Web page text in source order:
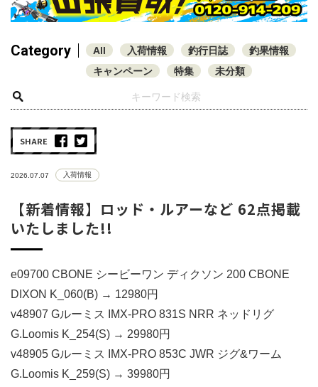
Category All 入荷情報 釣行日誌
釣果情報
キャンペーン
特集 未分類
SHARE
2026.07.07 入荷情報
【新着情報】ロッド・ルアーなど 62点掲載
いたしました!!
e09700 CBONE シービーワン ディクソン 200 CBONE
DIXON K_060(B) → 12980円
v48907 Gルーミス IMX-PRO 831S NRR ネッドリグ
G.Loomis K_254(S) → 29980円
v48905 Gルーミス IMX-PRO 853C JWR ジグ&ワーム
G.Loomis K_259(S) → 39980円